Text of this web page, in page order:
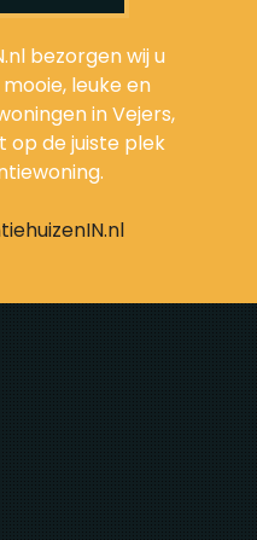
bezorgen wij u
leuke en
in Vejers,
op de juiste plek